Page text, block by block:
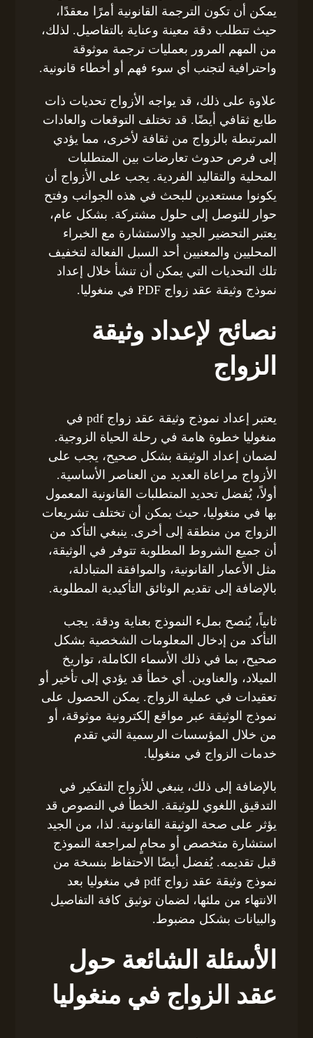
يمكن أن تكون الترجمة القانونية أمرًا معقدًا،
حيث تتطلب دقة معينة وعناية بالتفاصيل. لذلك،
من المهم المرور بعمليات ترجمة موثوقة
واحترافية لتجنب أي سوء فهم أو أخطاء قانونية.
علاوة على ذلك، قد يواجه الأزواج تحديات ذات
طابع ثقافي أيضًا. قد تختلف التوقعات والعادات
المرتبطة بالزواج من ثقافة لأخرى، مما يؤدي
إلى فرص حدوث تعارضات بين المتطلبات
المحلية والتقاليد الفردية. يجب على الأزواج أن
يكونوا مستعدين للبحث في هذه الجوانب وفتح
حوار للتوصل إلى حلول مشتركة. بشكل عام،
يعتبر التحضير الجيد والاستشارة مع الخبراء
المحليين والمعنيين أحد السبل الفعالة لتخفيف
تلك التحديات التي يمكن أن تنشأ خلال إعداد
نموذج وثيقة عقد زواج PDF في منغوليا.
نصائح لإعداد وثيقة
الزواج
يعتبر إعداد نموذج وثيقة عقد زواج pdf في
منغوليا خطوة هامة في رحلة الحياة الزوجية.
لضمان إعداد الوثيقة بشكل صحيح، يجب على
الأزواج مراعاة العديد من العناصر الأساسية.
أولاً، يُفضل تحديد المتطلبات القانونية المعمول
بها في منغوليا، حيث يمكن أن تختلف تشريعات
الزواج من منطقة إلى أخرى. ينبغي التأكد من
أن جميع الشروط المطلوبة تتوفر في الوثيقة،
مثل الأعمار القانونية، والموافقة المتبادلة،
بالإضافة إلى تقديم الوثائق التأكيدية المطلوبة.
ثانياً، يُنصح بملء النموذج بعناية ودقة. يجب
التأكد من إدخال المعلومات الشخصية بشكل
صحيح، بما في ذلك الأسماء الكاملة، تواريخ
الميلاد، والعناوين. أي خطأ قد يؤدي إلى تأخير أو
تعقيدات في عملية الزواج. يمكن الحصول على
نموذج الوثيقة عبر مواقع إلكترونية موثوقة، أو
من خلال المؤسسات الرسمية التي تقدم
خدمات الزواج في منغوليا.
بالإضافة إلى ذلك، ينبغي للأزواج التفكير في
التدقيق اللغوي للوثيقة. الخطأ في النصوص قد
يؤثر على صحة الوثيقة القانونية. لذا، من الجيد
استشارة متخصص أو محامٍ لمراجعة النموذج
قبل تقديمه. يُفضل أيضًا الاحتفاظ بنسخة من
نموذج وثيقة عقد زواج pdf في منغوليا بعد
الانتهاء من ملئها، لضمان توثيق كافة التفاصيل
والبيانات بشكل مضبوط.
الأسئلة الشائعة حول
عقد الزواج في منغوليا